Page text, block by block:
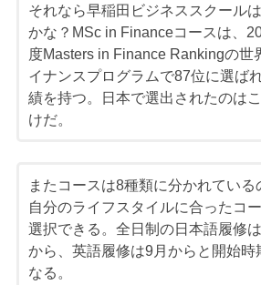
それなら早稲田ビジネススクール
かな？MSc in Financeコースは、
度Masters in Finance Rankingの世
イナンスプログラムで87位に選ば
績を持つ。日本で選出されたのは
けだ。
またコースは8種類に分かれている
自分のライフスタイルに合ったコ
選択できる。全日制の日本語履修
から、英語履修は9月からと開始時
なる。